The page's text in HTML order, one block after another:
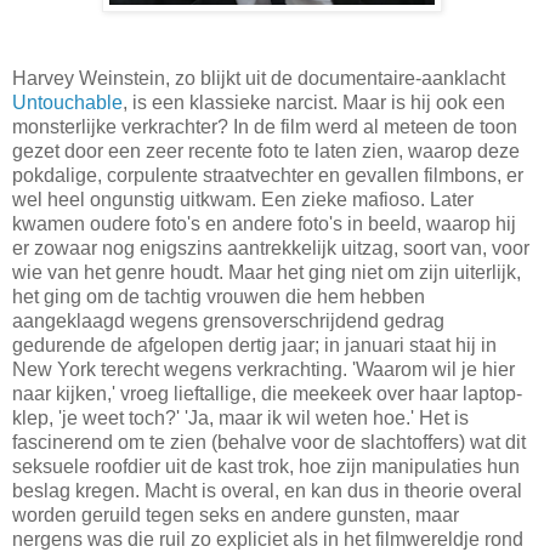
Harvey Weinstein, zo blijkt uit de documentaire-aanklacht
Untouchable, is een klassieke narcist. Maar is hij ook een
monsterlijke verkrachter? In de film werd al meteen de toon
gezet door een zeer recente foto te laten zien, waarop deze
pokdalige, corpulente straatvechter en gevallen filmbons, er
wel heel ongunstig uitkwam. Een zieke mafioso. Later
kwamen oudere foto's en andere foto's in beeld, waarop hij
er zowaar nog enigszins aantrekkelijk uitzag, soort van, voor
wie van het genre houdt. Maar het ging niet om zijn uiterlijk,
het ging om de tachtig vrouwen die hem hebben
aangeklaagd wegens grensoverschrijdend gedrag
gedurende de afgelopen dertig jaar; in januari staat hij in
New York terecht wegens verkrachting. 'Waarom wil je hier
naar kijken,' vroeg lieftallige, die meekeek over haar laptop-
klep, 'je weet toch?' 'Ja, maar ik wil weten hoe.' Het is
fascinerend om te zien (behalve voor de slachtoffers) wat dit
seksuele roofdier uit de kast trok, hoe zijn manipulaties hun
beslag kregen. Macht is overal, en kan dus in theorie overal
worden geruild tegen seks en andere gunsten, maar
nergens was die ruil zo expliciet als in het filmwereldje rond